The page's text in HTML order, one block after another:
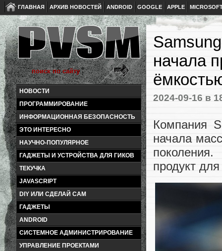
ГЛАВНАЯ АРХИВ НОВОСТЕЙ ANDROID GOOGLE APPLE
НОВОСТИ
ПРОГРАММИРОВАНИЕ
ИНФОРМАЦИОННАЯ БЕЗОПАСНОСТЬ
ЭТО ИНТЕРЕСНО
НАУЧНО-ПОПУЛЯРНОЕ
ГАДЖЕТЫ И УСТРОЙСТВА ДЛЯ ГИКОВ
ТЕКУЧКА
JAVASCRIPT
DIY ИЛИ СДЕЛАЙ САМ
ГАДЖЕТЫ
ANDROID
СИСТЕМНОЕ АДМИНИСТРИРОВАНИЕ
УПРАВЛЕНИЕ ПРОЕКТАМИ
начала
2024-09-16 в
Компания
начала
продукт